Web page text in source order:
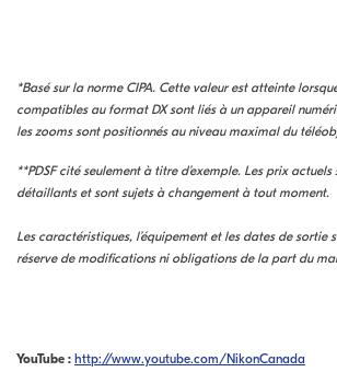
*Basé sur la norme CIPA. Cette valeur est atteinte
compatibles au format DX sont liés à un appareil
les zooms sont positionnés au niveau maximal du
**PDSF cité seulement à titre d’exemple. Les prix
détaillants et sont sujets à changement à tout moment.
Les caractéristiques, l’équipement et les dates de sortie
réserve de modifications ni obligations de la part du
YouTube : http://www.youtube.com/NikonCanada